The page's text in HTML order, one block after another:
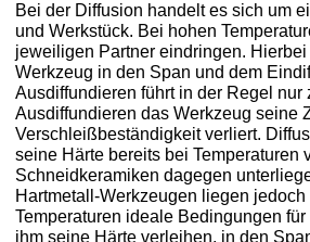
Bei der Diffusion handelt es sich um
und Werkstück. Bei hohen
jeweiligen Partner eindringen.
Werkzeug in den Span und dem
Ausdiffundieren führt in der Regel
Ausdiffundieren das Werkzeug seine
Verschleißbeständigkeit verliert.
seine Härte bereits bei Temperaturen
Schneidkeramiken dagegen
Hartmetall-Werkzeugen liegen
Temperaturen ideale Bedingungen
ihm seine Härte verleihen, in den